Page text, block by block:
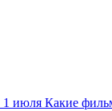
1 июля Какие